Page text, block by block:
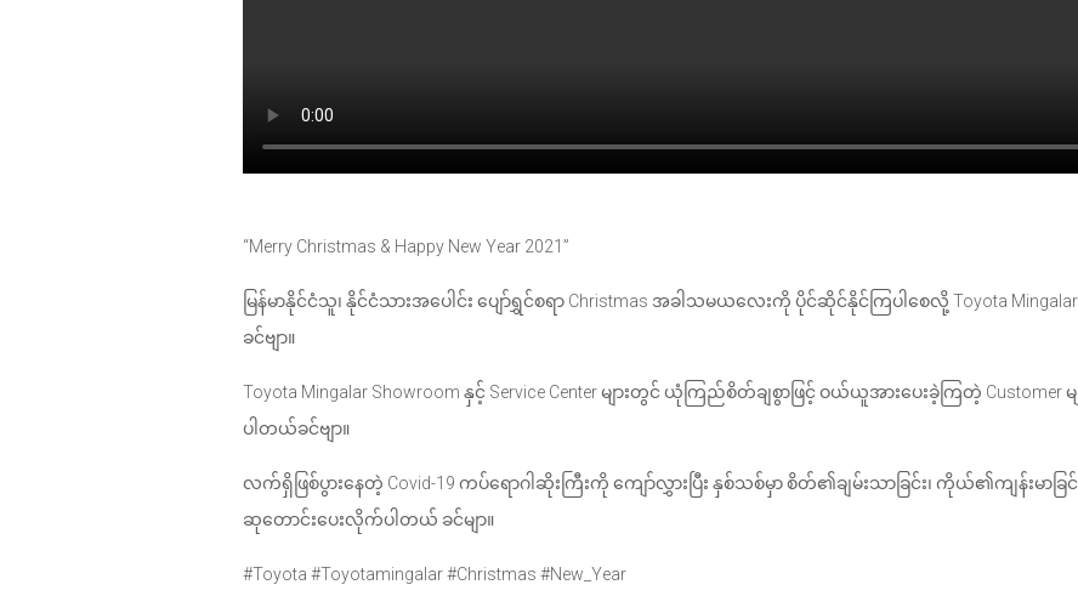
“Merry Christmas & Happy New Year 2021”
မြန်မာနိုင်ငံသူ၊ နိုင်ငံသားအပေါင်း ပျော်ရွှင်စရာ Christmas အခါသမယလေးကို ပိုင်ဆိုင်နိုင်ကြပါစေလို့ Toyota
ခင်ဗျာ။
Toyota Mingalar Showroom နှင့် Service Center များတွင် ယုံကြည်စိတ်ချစွာဖြင့် ဝယ်ယူအားပေးခဲ့ကြတဲ့
ပါတယ်ခင်ဗျာ။
လက်ရှိဖြစ်ပွားနေတဲ့ Covid-19 ကပ်ရောဂါဆိုးကြီးကို ကျော်လွှားပြီး နှစ်သစ်မှာ စိတ်၏ချမ်းသာခြင်း၊ ကိုယ်၏ကျန်းမာခ
ဆုတောင်းပေးလိုက်ပါတယ် ခင်မျာ။
#Toyota #Toyotamingalar #Christmas #New_Year